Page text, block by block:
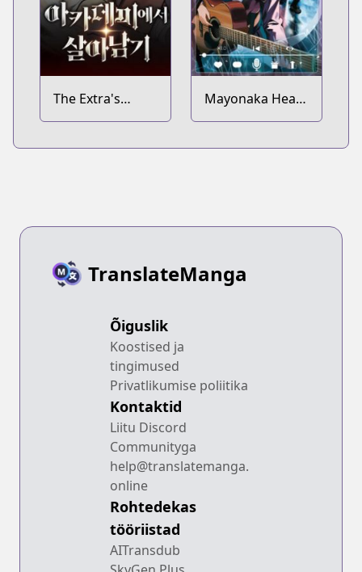
The Extra's
Academy
Mayonaka Heart
Tune
TranslateManga
Õiguslik
Koostised ja
tingimused
Privatlikumise poliitika
Kontaktid
Liitu Discord
Communityga
help@translatemanga.
online
Rohtedekas
tööriistad
AITransdub